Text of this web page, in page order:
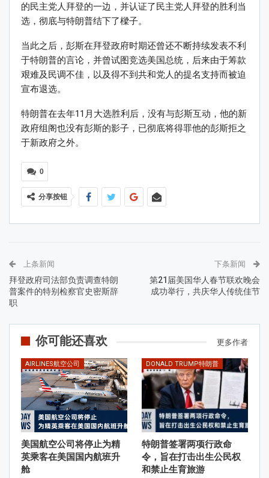
的民主党人拜登的一边，并认证了民主党人拜登的胜利当
选，彻底与特朗普结下了樑子。
当此之后，彭斯在拜登政府时期还曾还不断持续发表不利
于特朗普的言论，并曾试图竞选美国总统，后来由于筹款
艰难及民调不佳，以及得不到共和党人的提名支持而被迫
宣布退选。
特朗普在去年11月大选胜利后，没有与彭斯互动，他的新
政府组阁也没有彭斯的影子，已彻底将得罪他的彭斯拒之
于新政府之外。
0
分享按钮
上条新闻
拜登政府司法部负责调查特朗
普案件的特别检察官史密斯辞
职
下条新闻
第21届美国华人春节联欢晚会
成功举行，共庆华人传统佳节
你可能还喜欢 更多作者
AIRLINES航空公司
美国航空公司将停止为精
英乘客在美国国内航班升
舱
DONALD TRUMP特朗普
特朗普签署两项行政命
令，旨在打击出生公民权
和禁止生育旅游